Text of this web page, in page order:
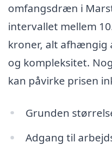
omfangsdræn i
intervallet mellem
kroner, alt afhængig
og kompleksitet.
kan påvirke prisen
Grunden
Adgang til